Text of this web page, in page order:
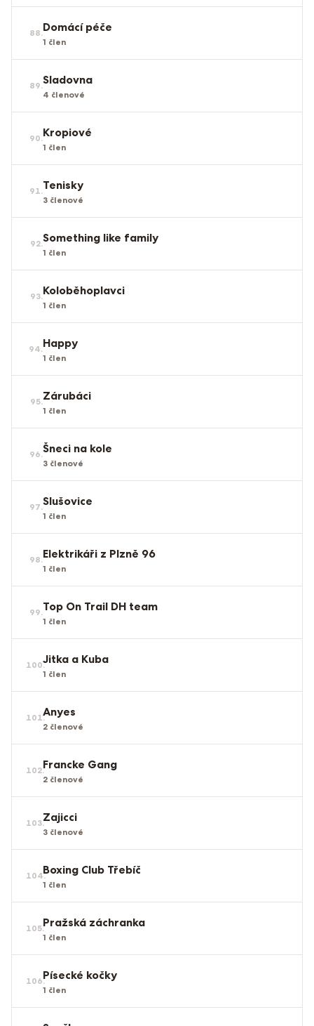
88.Domácí péče
1 člen
89.Sladovna
4 členové
90.Kropiové
1 člen
91.Tenisky
3 členové
92.Something like family
1 člen
93.Koloběhoplavci
1 člen
94.Happy
1 člen
95.Zárubáci
1 člen
96.Šneci na kole
3 členové
97.Slušovice
1 člen
98.Elektrikáři z Plzně 96
1 člen
99.Top On Trail DH team
1 člen
100.Jitka a Kuba
1 člen
101.Anyes
2 členové
102.Francke Gang
2 členové
103.Zajicci
3 členové
104.Boxing Club Třebíč
1 člen
105.Pražská záchranka
1 člen
106.Písecké kočky
1 člen